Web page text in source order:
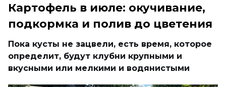
Картофель в июле: окучивание,
подкормка и полив до цветения
Пока кусты не зацвели, есть время, которое
определит, будут клубни крупными и
вкусными или мелкими и водянистыми